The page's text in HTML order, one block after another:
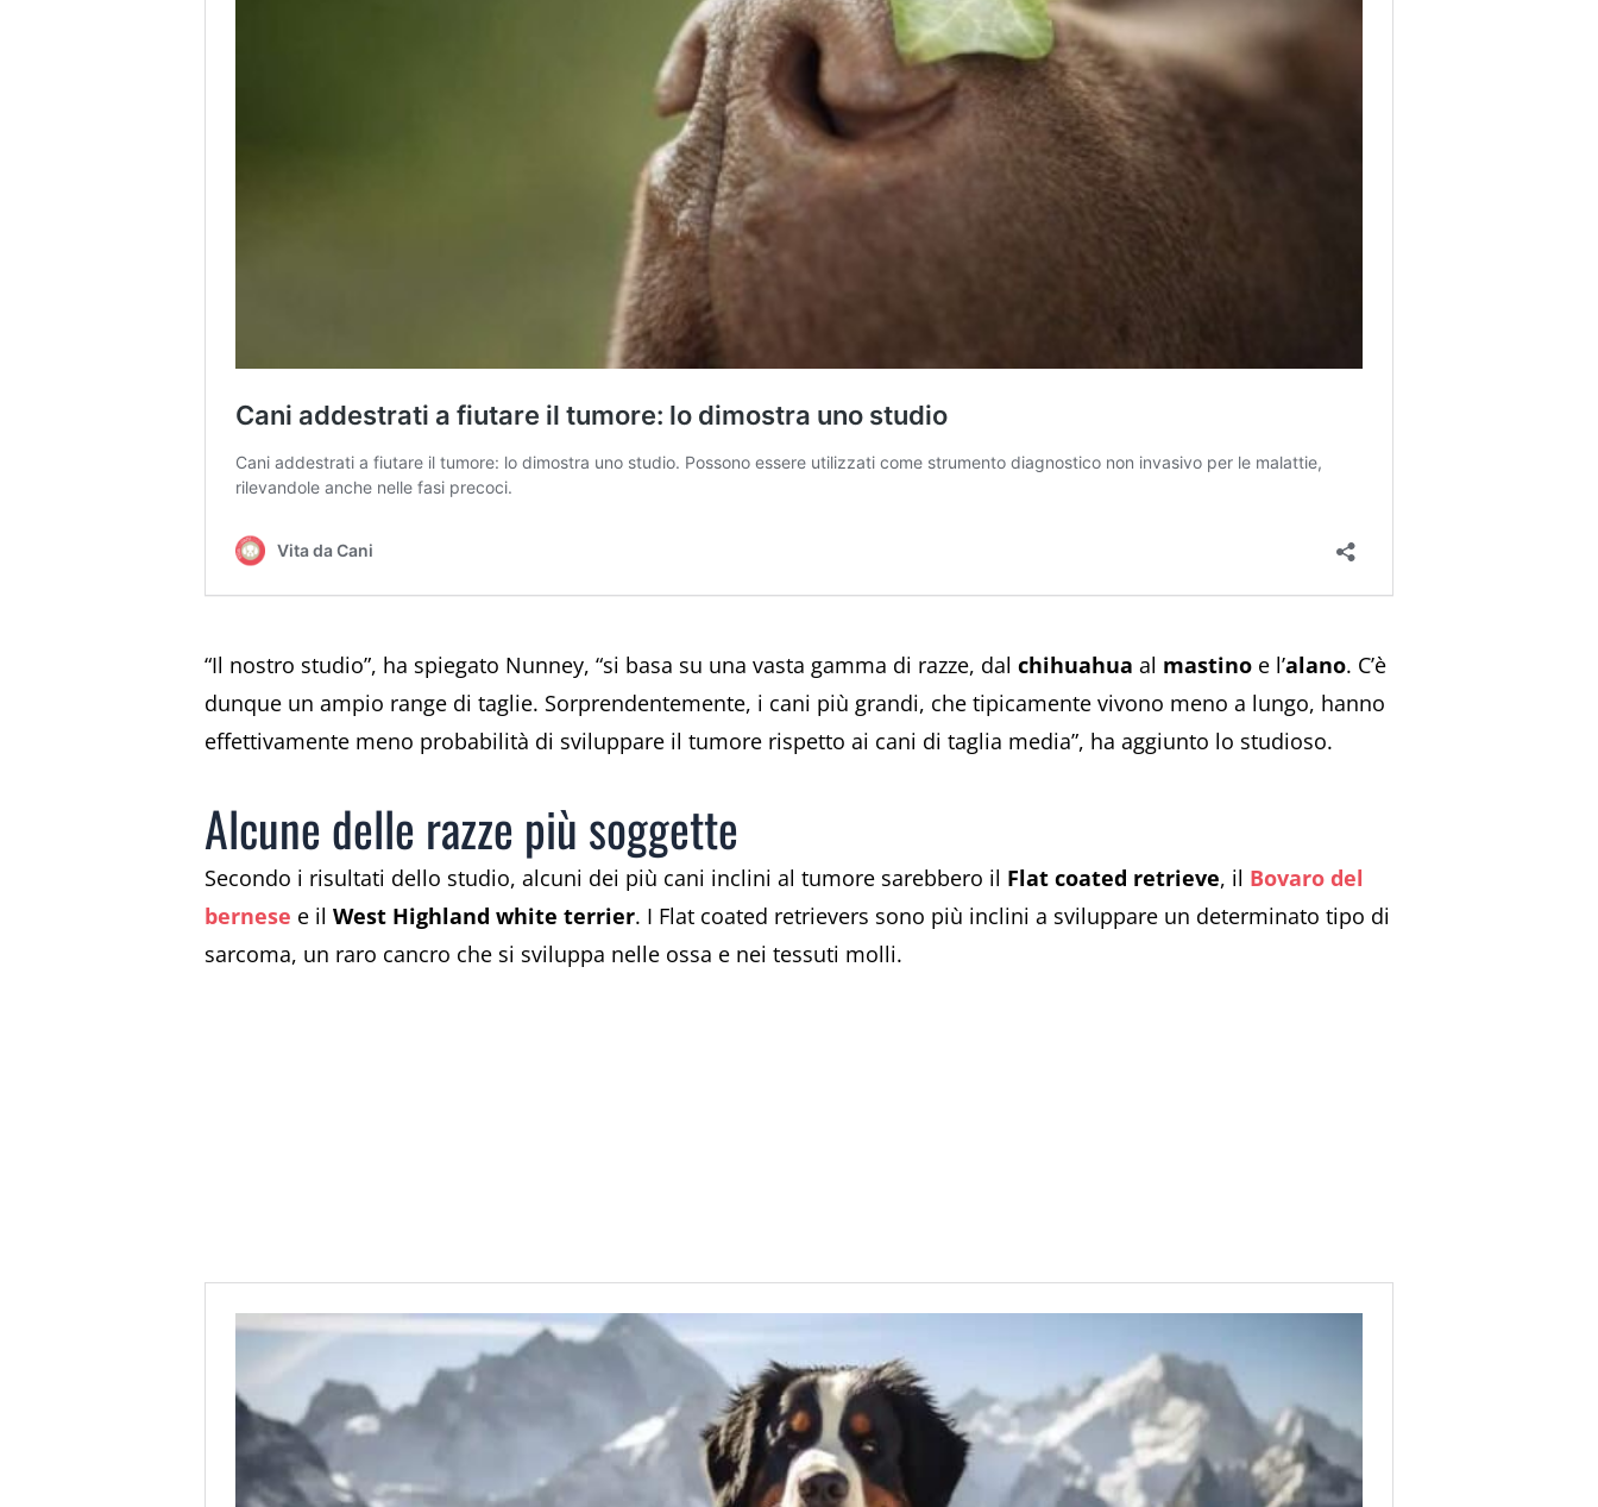
“Il nostro studio”, ha spiegato Nunney, “si basa su una vasta gamma di razze, dal chihuahua al mastino e l’alano. C’è
dunque un ampio range di taglie. Sorprendentemente, i cani più grandi, che tipicamente vivono meno a lungo, hanno
effettivamente meno probabilità di sviluppare il tumore rispetto ai cani di taglia media”, ha aggiunto lo studioso.
Alcune delle razze più soggette
Secondo i risultati dello studio, alcuni dei più cani inclini al tumore sarebbero il Flat coated retrieve, il Bovaro del
bernese e il West Highland white terrier. I Flat coated retrievers sono più inclini a sviluppare un determinato tipo di
sarcoma, un raro cancro che si sviluppa nelle ossa e nei tessuti molli.